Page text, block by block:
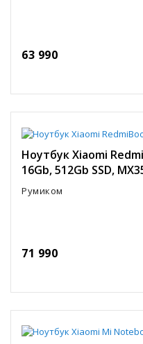
63 990
Ноутбук Xiaomi
16Gb, 512Gb SSD,
Румиком
71 990